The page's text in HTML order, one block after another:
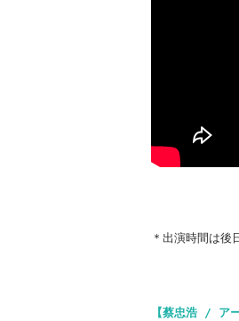
＊出演時間は後
【蔡忠浩 / ア